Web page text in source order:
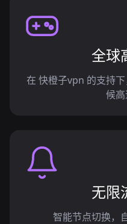
全球
在 快橙子vpn 的支持
候高
无限
智能节点切换，